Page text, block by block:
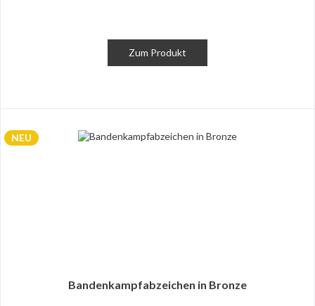
Zum Produkt
NEU
Bandenkampfabzeichen in Bronze